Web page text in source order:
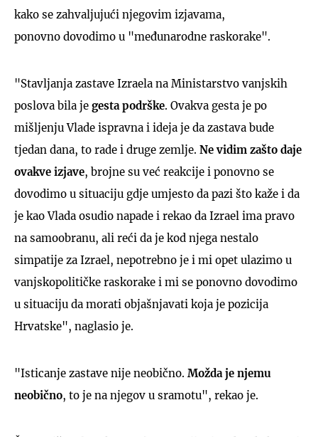
kako se zahvaljujući njegovim izjavama,
ponovno dovodimo u "međunarodne raskorake".
"Stavljanja zastave Izraela na Ministarstvo vanjskih
poslova bila je gesta podrške. Ovakva gesta je po
mišljenju Vlade ispravna i ideja je da zastava bude
tjedan dana, to rade i druge zemlje. Ne vidim zašto daje
ovakve izjave, brojne su već reakcije i ponovno se
dovodimo u situaciju gdje umjesto da pazi što kaže i da
je kao Vlada osudio napade i rekao da Izrael ima pravo
na samoobranu, ali reći da je kod njega nestalo
simpatije za Izrael, nepotrebno je i mi opet ulazimo u
vanjskopolitičke raskorake i mi se ponovno dovodimo
u situaciju da morati objašnjavati koja je pozicija
Hrvatske", naglasio je.
"Isticanje zastave nije neobično. Možda je njemu
neobično, to je na njegov u sramotu", rekao je.